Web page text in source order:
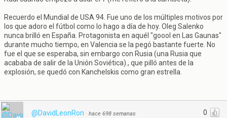
Recuerdo el Mundial de USA 94. Fue uno de los múltiples motivos por
los que adoro el fútbol como lo hago a día de hoy. Oleg Salenko
nunca brilló en España. Protagonista en aquél "goool en Las Gaunas"
durante mucho tiempo, en Valencia se la pegó bastante fuerte. No
fue el que se esperaba, sin embargo con Rusia (una Rusia que
acababa de salir de la Unión Soviética)., que pilló antes de la
explosión, se quedó con Kanchelskis como gran estrella.
0
@DavidLeonRon · hace 698 semanas